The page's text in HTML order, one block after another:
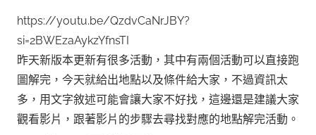
https://youtu.be/QzdvCaNrJBY?
si=2BWEzaAykzYfnsTI
昨天新版本更新有很多活動，其中有兩個活動可以直接跑
圖解完，今天就給出地點以及條件給大家，不過資訊太
多，用文字敘述可能會讓大家不好找，這邊還是建議大家
觀看影片，跟著影片的步驟去尋找對應的地點解完活動。